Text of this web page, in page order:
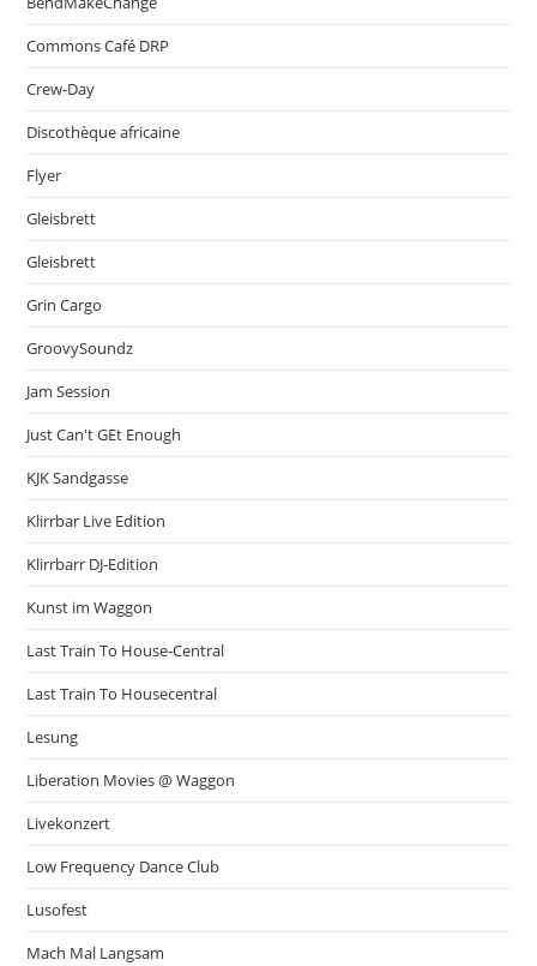
Commons Café DRP
Crew-Day
Discothèque africaine
Flyer
Gleisbrett
Gleisbrett
Grin Cargo
GroovySoundz
Jam Session
Just Can't GEt Enough
KJK Sandgasse
Klirrbar Live Edition
Klirrbarr DJ-Edition
Kunst im Waggon
Last Train To House-Central
Last Train To Housecentral
Lesung
Liberation Movies @ Waggon
Livekonzert
Low Frequency Dance Club
Lusofest
Mach Mal Langsam